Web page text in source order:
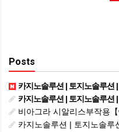
Posts
카지노솔루션 | 토지노솔루션 | 홀
카지노솔루션 | 토지노솔루션 | 홀
비아그라 시알리스부작용【viammm.com】
카지노솔루션 | 토지노솔루션 | 홀